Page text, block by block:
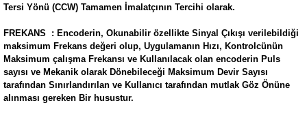
Tersi Yönü (CCW) Tamamen İmalatçının Tercihi olarak.
FREKANS : Encoderin, Okunabilir özellikte Sinyal Çıkışı verilebildiği
maksimum Frekans değeri olup, Uygulamanın Hızı, Kontrolcünün
Maksimum çalışma Frekansı ve Kullanılacak olan encoderin Puls
sayısı ve Mekanik olarak Dönebileceği Maksimum Devir Sayısı
tarafından Sınırlandırılan ve Kullanıcı tarafından mutlak Göz Önüne
alınması gereken Bir husustur.